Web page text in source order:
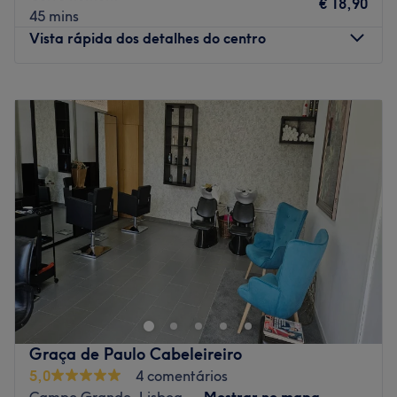
constante formação, para poder oferece-te os melhores
tratamentos.
Especializados em: cabelo, beleza
Go to venue
45 mins
€ 18,90
Vista rápida dos detalhes do centro
Terça-feira
–19:00
Quarta-feira
10:00– 19:00
Quinta-feira
10:00–19:00
Sexta-feira
19:00
Sábado
– 18:00
Domingo
Fechado
Divine Hairdresser encontra-se em Lisboa.
Neste salão oferecem os melhores tratamentos para
cuidar de si e desfrutar de uma experiência inesquecível!
Transporte público mais próximo
A 12 minutos a pé da paragem de metro de Lisboa Baixa
Chiado.
Graça de Paulo Cabeleireiro
5,0
4 comentários